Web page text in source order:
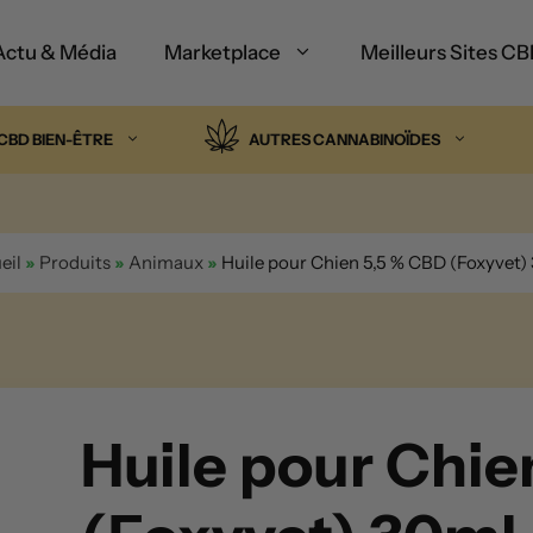
& Média Marketplace Meilleurs Sites
BIEN-ÊTRE AUTRES CANNABINOÏDES
» Produits» Animaux» Huile pour Chien 5,5 % CBD
Huile pour